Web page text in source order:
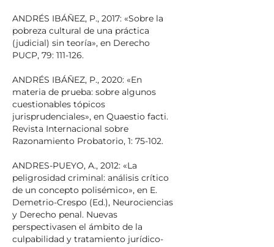
ANDRÉS IBÁÑEZ, P., 2017: «Sobre la
pobreza cultural de una práctica
(judicial) sin teoría», en Derecho
PUCP, 79: 111-126.
ANDRÉS IBÁÑEZ, P., 2020: «En
materia de prueba: sobre algunos
cuestionables tópicos
jurisprudenciales», en Quaestio facti.
Revista Internacional sobre
Razonamiento Probatorio, 1: 75-102.
ANDRES-PUEYO, A., 2012: «La
peligrosidad criminal: análisis crítico
de un concepto polisémico», en E.
Demetrio-Crespo (Ed.), Neurociencias
y Derecho penal. Nuevas
perspectivasen el ámbito de la
culpabilidad y tratamiento jurídico-